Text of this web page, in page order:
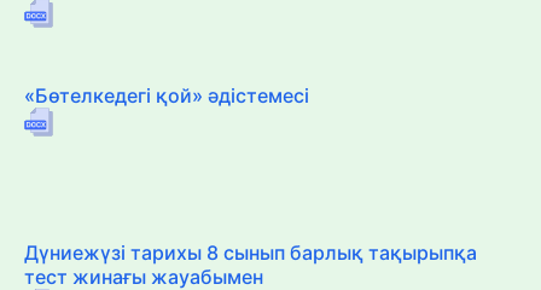
«Бөтелкедегі қой» әдістемесі
Дүниежүзі тарихы 8 сынып барлық тақырыпқа
тест жинағы жауабымен